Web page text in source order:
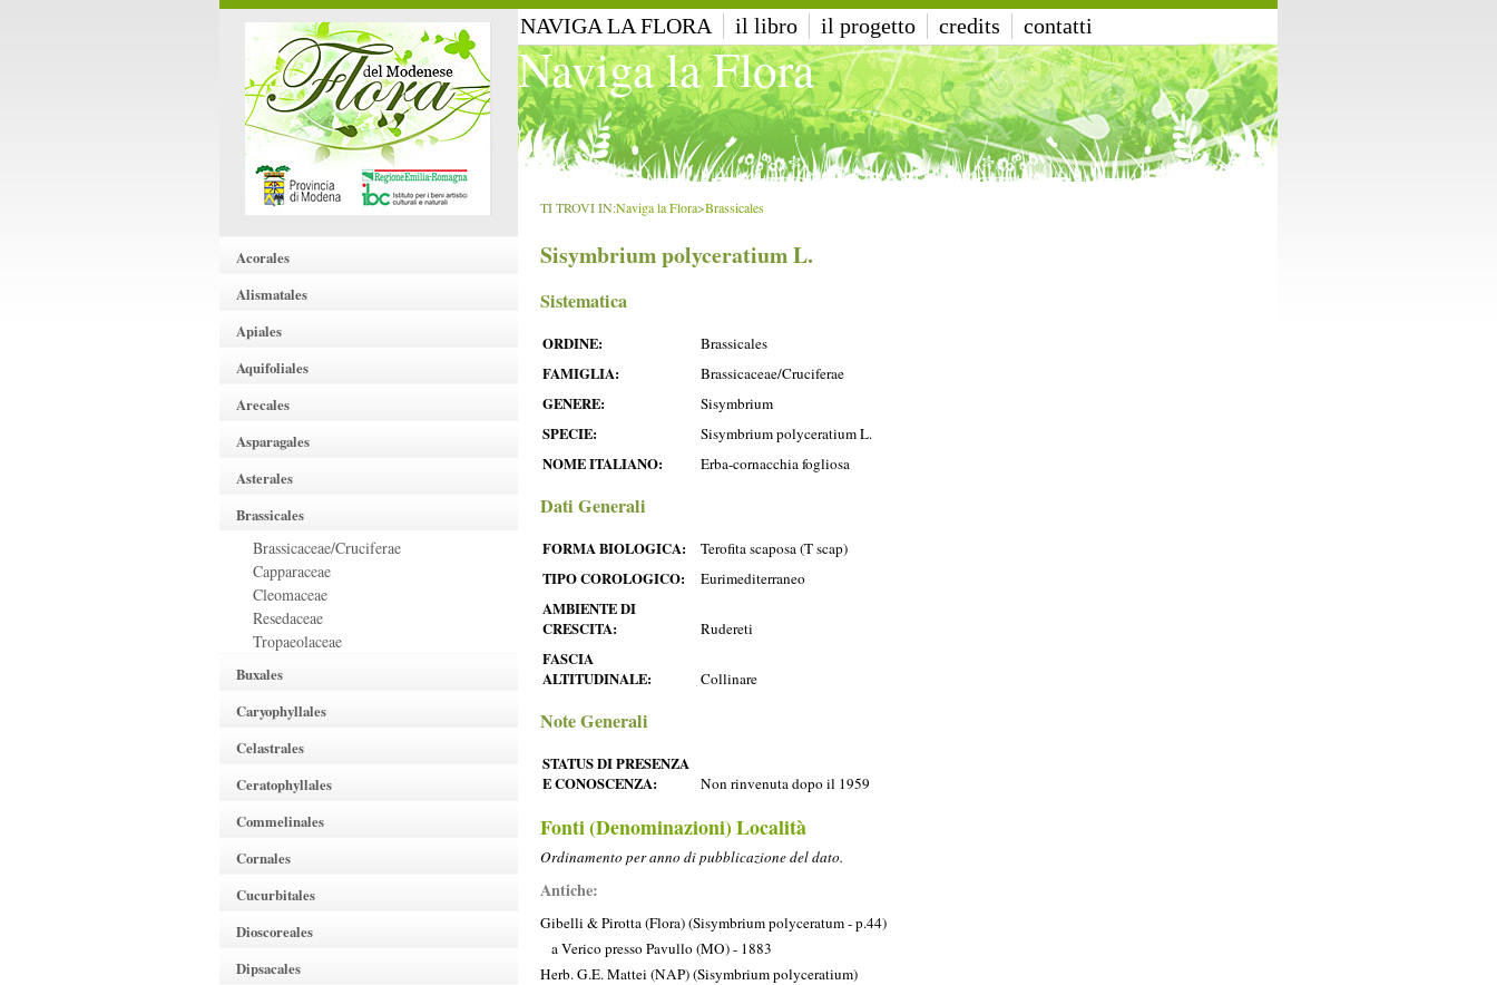
Acorales
Alismatales
Apiales
Aquifoliales
Arecales
Asparagales
Asterales
Brassicales
Brassicaceae/Cruciferae
Capparaceae
Cleomaceae
Resedaceae
Tropaeolaceae
Buxales
Caryophyllales
Celastrales
Ceratophyllales
Commelinales
Cornales
Cucurbitales
Dioscoreales
Dipsacales
NAVIGA LA FLORA il libro il progetto credits contatti
Naviga la Flora
TI TROVI IN:Naviga la Flora>Brassicales
Sisymbrium polyceratium L.
Sistematica
ORDINE:
Brassicales
FAMIGLIA:
Brassicaceae/Cruciferae
GENERE:
Sisymbrium
SPECIE:
Sisymbrium polyceratium L.
NOME ITALIANO:
Erba-cornacchia fogliosa
Dati Generali
FORMA BIOLOGICA:
Terofita scaposa (T scap)
TIPO COROLOGICO:
Eurimediterraneo
AMBIENTE DI
CRESCITA:
Rudereti
FASCIA
ALTITUDINALE:
Collinare
Note Generali
STATUS DI PRESENZA
E CONOSCENZA:
Non rinvenuta dopo il 1959
Fonti (Denominazioni) Località
Ordinamento per anno di pubblicazione del dato.
Antiche:
Gibelli & Pirotta (Flora) (Sisymbrium polyceratum - p.44)
a Verico presso Pavullo (MO) - 1883
Herb. G.E. Mattei (NAP) (Sisymbrium polyceratium)